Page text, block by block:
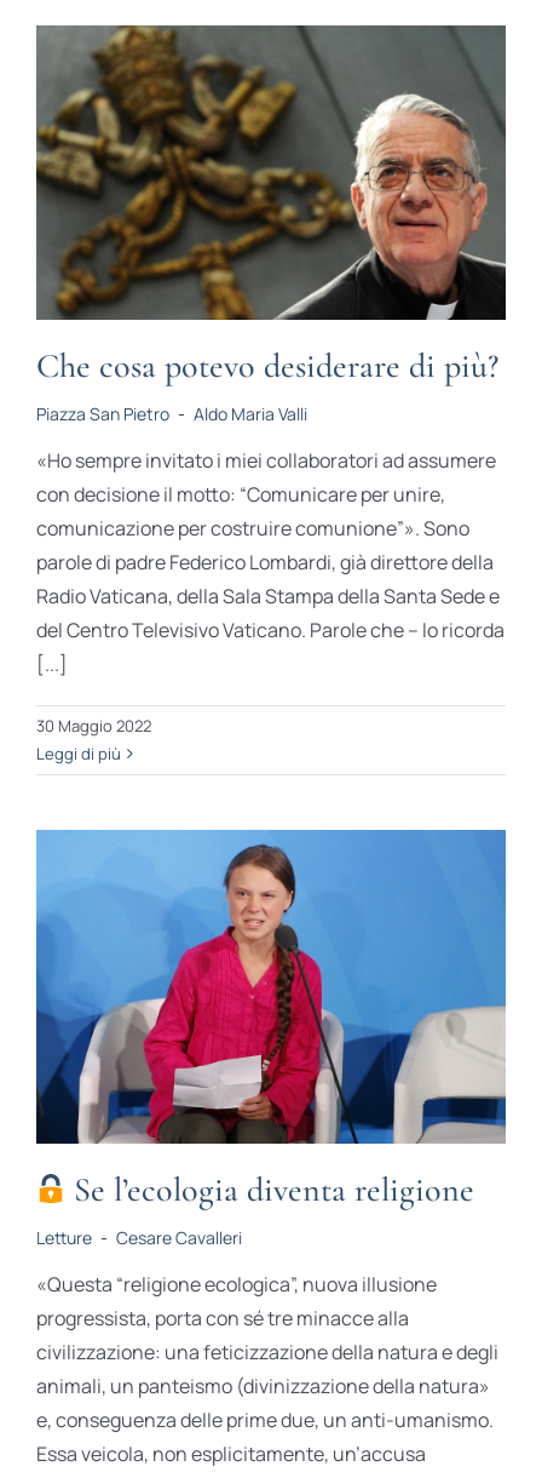
Che cosa potevo desiderare di più?
Piazza San Pietro - Aldo Maria Valli
«Ho sempre invitato i miei collaboratori ad assumere
con decisione il motto: “Comunicare per unire,
comunicazione per costruire comunione”». Sono
parole di padre Federico Lombardi, già direttore della
Radio Vaticana, della Sala Stampa della Santa Sede e
del Centro Televisivo Vaticano. Parole che – lo ricorda
[...]
30 Maggio 2022
Leggi di più
Se l’ecologia diventa religione
Letture - Cesare Cavalleri
«Questa “religione ecologica”, nuova illusione
progressista, porta con sé tre minacce alla
civilizzazione: una feticizzazione della natura e degli
animali, un panteismo (divinizzazione della natura»
e, conseguenza delle prime due, un anti-umanismo.
Essa veicola, non esplicitamente, un’accusa